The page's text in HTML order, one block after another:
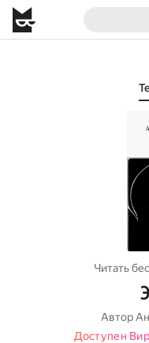
Читать
Автор
Доступен